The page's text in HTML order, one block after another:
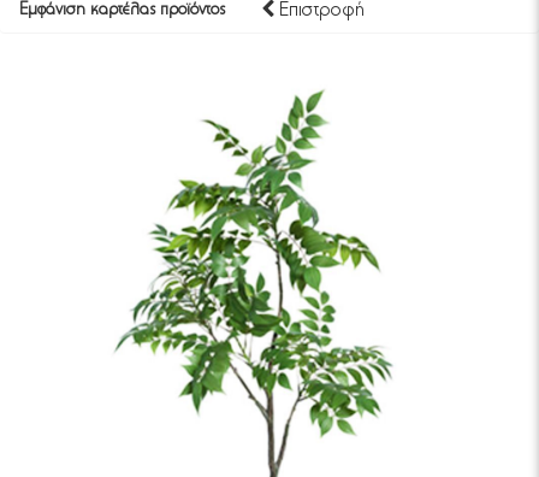
Εμφάνιση καρτέλας προϊόντος Επιστροφή